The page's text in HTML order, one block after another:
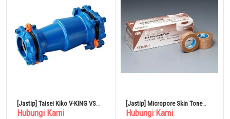
[Jastip] Taisei Kiko V-KING VS
Joint Single Drop Long Whole
Hubungi Kami
[Jastip] Micropore Skin Tone
Surgical Tape
Hubungi Kami